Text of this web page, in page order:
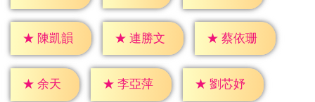
★ 陳凱韻 ★ 連勝文 ★ 蔡依珊
★ 余天 ★ 李亞萍 ★ 劉芯妤